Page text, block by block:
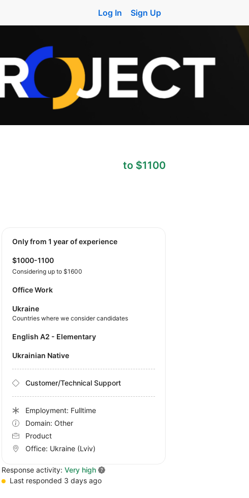
Log In Sign Up
to $1100
Only from 1 year of experience
$1000-1100
Considering up to $1600
Office Work
Ukraine
Countries where we consider candidates
English A2 - Elementary
Ukrainian Native
Customer/Technical Support
Employment: Fulltime
Domain: Other
Product
Office: Ukraine (Lviv)
Response activity:Very high
Last responded 3 days ago